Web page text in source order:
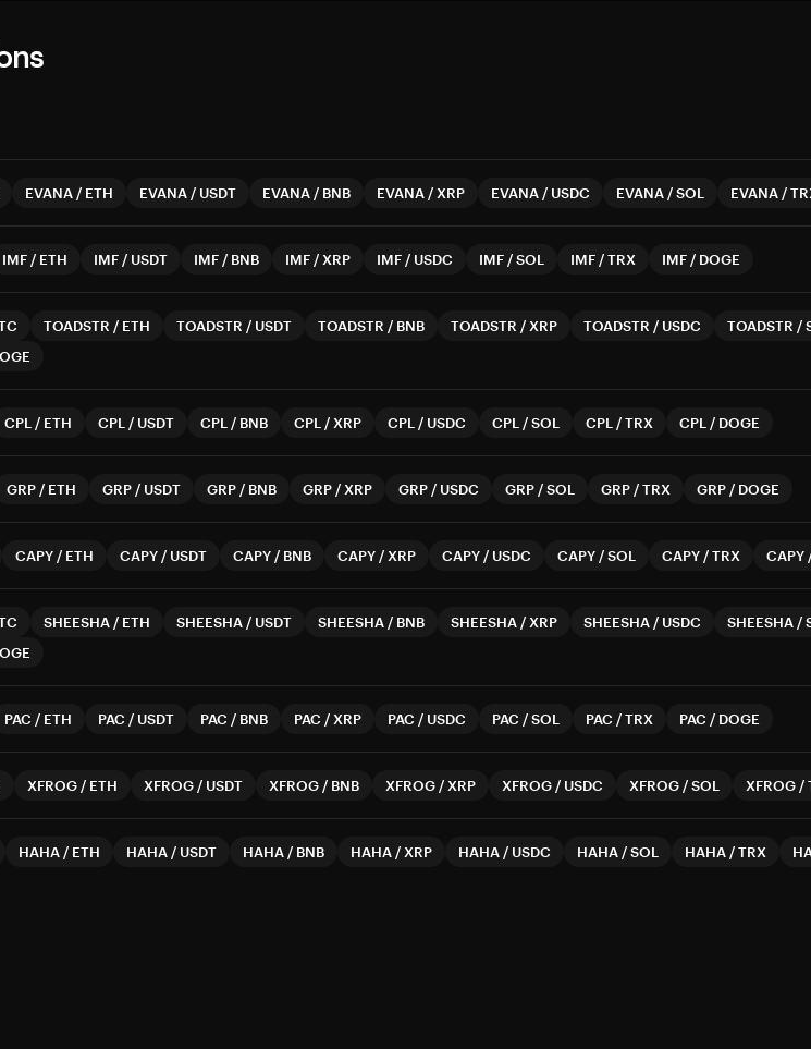
EVANA / ETH EVANA / USDT EVANA / BNB EVANA / XRP EVANA / USDC EVANA /SOL EVANA /
IMF / ETH IMF / USDT IMF / BNB IMF / XRP IMF / USDC IMF /SOL IMF /TRX IMF / DOGE
TOADSTR / ETH TOADSTR / USDT TOADSTR / BNB TOADSTR / XRP TOADSTR / USDC TOADSTR /
CPL / ETH CPL / USDT CPL / BNB CPL / XRP CPL / USDC CPL /SOL CPL /TRX CPL / DOGE
GRP / ETH GRP / USDT GRP / BNB GRP / XRP GRP / USDC GRP /SOL GRP /TRX GRP / DOGE
CAPY / ETH CAPY / USDT CAPY / BNB CAPY / XRP CAPY / USDC CAPY /SOL CAPY /TRX CAPY
SHEESHA / ETH SHEESHA / USDT SHEESHA / BNB SHEESHA / XRP SHEESHA / USDC SHEESHA /
PAC / ETH PAC / USDT PAC / BNB PAC / XRP PAC / USDC PAC /SOL PAC /TRX PAC / DOGE
XFROG / ETH XFROG / USDT XFROG / BNB XFROG / XRP XFROG / USDC XFROG /SOL XFROG /
HAHA / ETH HAHA / USDT HAHA / BNB HAHA / XRP HAHA / USDC HAHA /SOL HAHA /TRX